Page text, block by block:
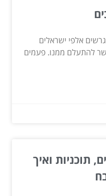
אלפי ישראלים
להתעלם ממנו. פעמים
תוכניות ואיך